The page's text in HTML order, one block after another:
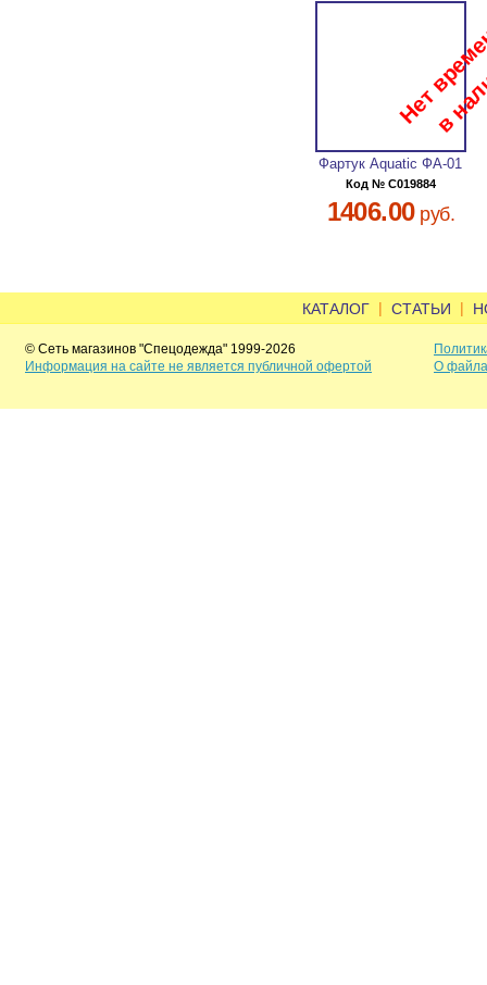
Фартук Aquatic ФА-01
Код № C019884
1406.00руб.
КАТАЛОГ | СТАТЬИ |
© Сеть магазинов "Спецодежда" 1999-2026
Информация на сайте не является публичной офертой
О